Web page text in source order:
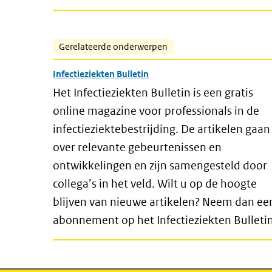
Gerelateerde onderwerpen
Infectieziekten Bulletin
Het Infectieziekten Bulletin is een gratis
online magazine voor professionals in de
infectieziektebestrijding. De artikelen gaan
over relevante gebeurtenissen en
ontwikkelingen en zijn samengesteld door
collega’s in het veld. Wilt u op de hoogte
blijven van nieuwe artikelen? Neem dan
abonnement op het Infectieziekten